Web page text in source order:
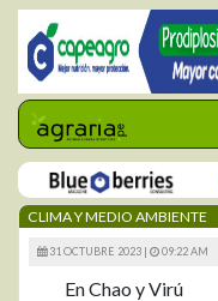
CLIMA Y MEDIO AMBIENTE
31 OCTUBRE 2023 | 09:22 AM
En Chao y Virú